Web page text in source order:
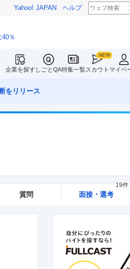
Yahoo! JAPAN ヘルプ
％
企業を探すしごとQA特集一覧スカウト マイペ
をリリース
質問 面接・選考
19件